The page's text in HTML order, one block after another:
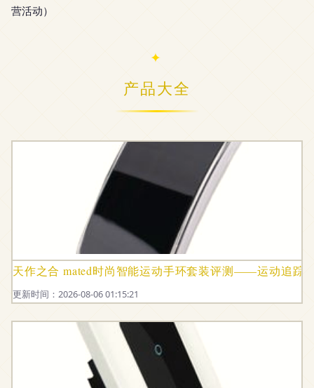
营活动）
产品大全
天作之合 mated时尚智能运动手环套装评测——运动追踪
更新时间：2026-08-06 01:15:21